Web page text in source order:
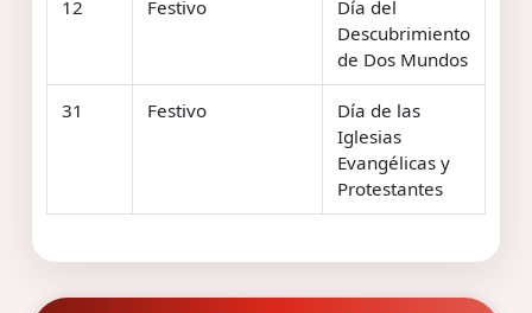
12 Festivo
Día del
Descubrimiento
de Dos Mundos
31 Festivo
Día de las
Iglesias
Evangélicas y
Protestantes